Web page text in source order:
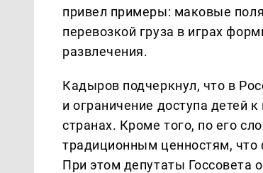
привел примеры: маковые
перевозкой груза в играх
развлечения.
Кадыров подчеркнул, что в
и ограничение доступа детей
странах. Кроме того, по его
традиционным ценностям, что
При этом депутаты Госсовета